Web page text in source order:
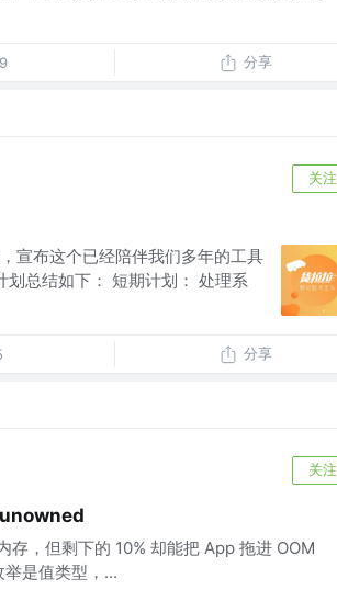
分享
关注
宣布这个已经陪伴我们多年的工具
总结如下： 短期计划： 处理系
分享
关注
存，但剩下的 10% 却能把 App 拖进 OOM
是值类型，...